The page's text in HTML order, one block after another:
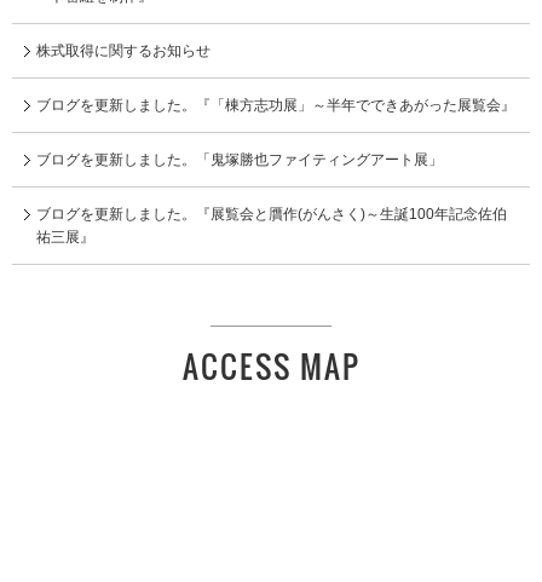
株式取得に関するお知らせ
ブログを更新しました。『「棟方志功展」～半年でできあがった展覧会』
ブログを更新しました。「鬼塚勝也ファイティングアート展」
ブログを更新しました。『展覧会と贋作(がんさく)～生誕100年記念佐伯
祐三展』
ACCESS MAP